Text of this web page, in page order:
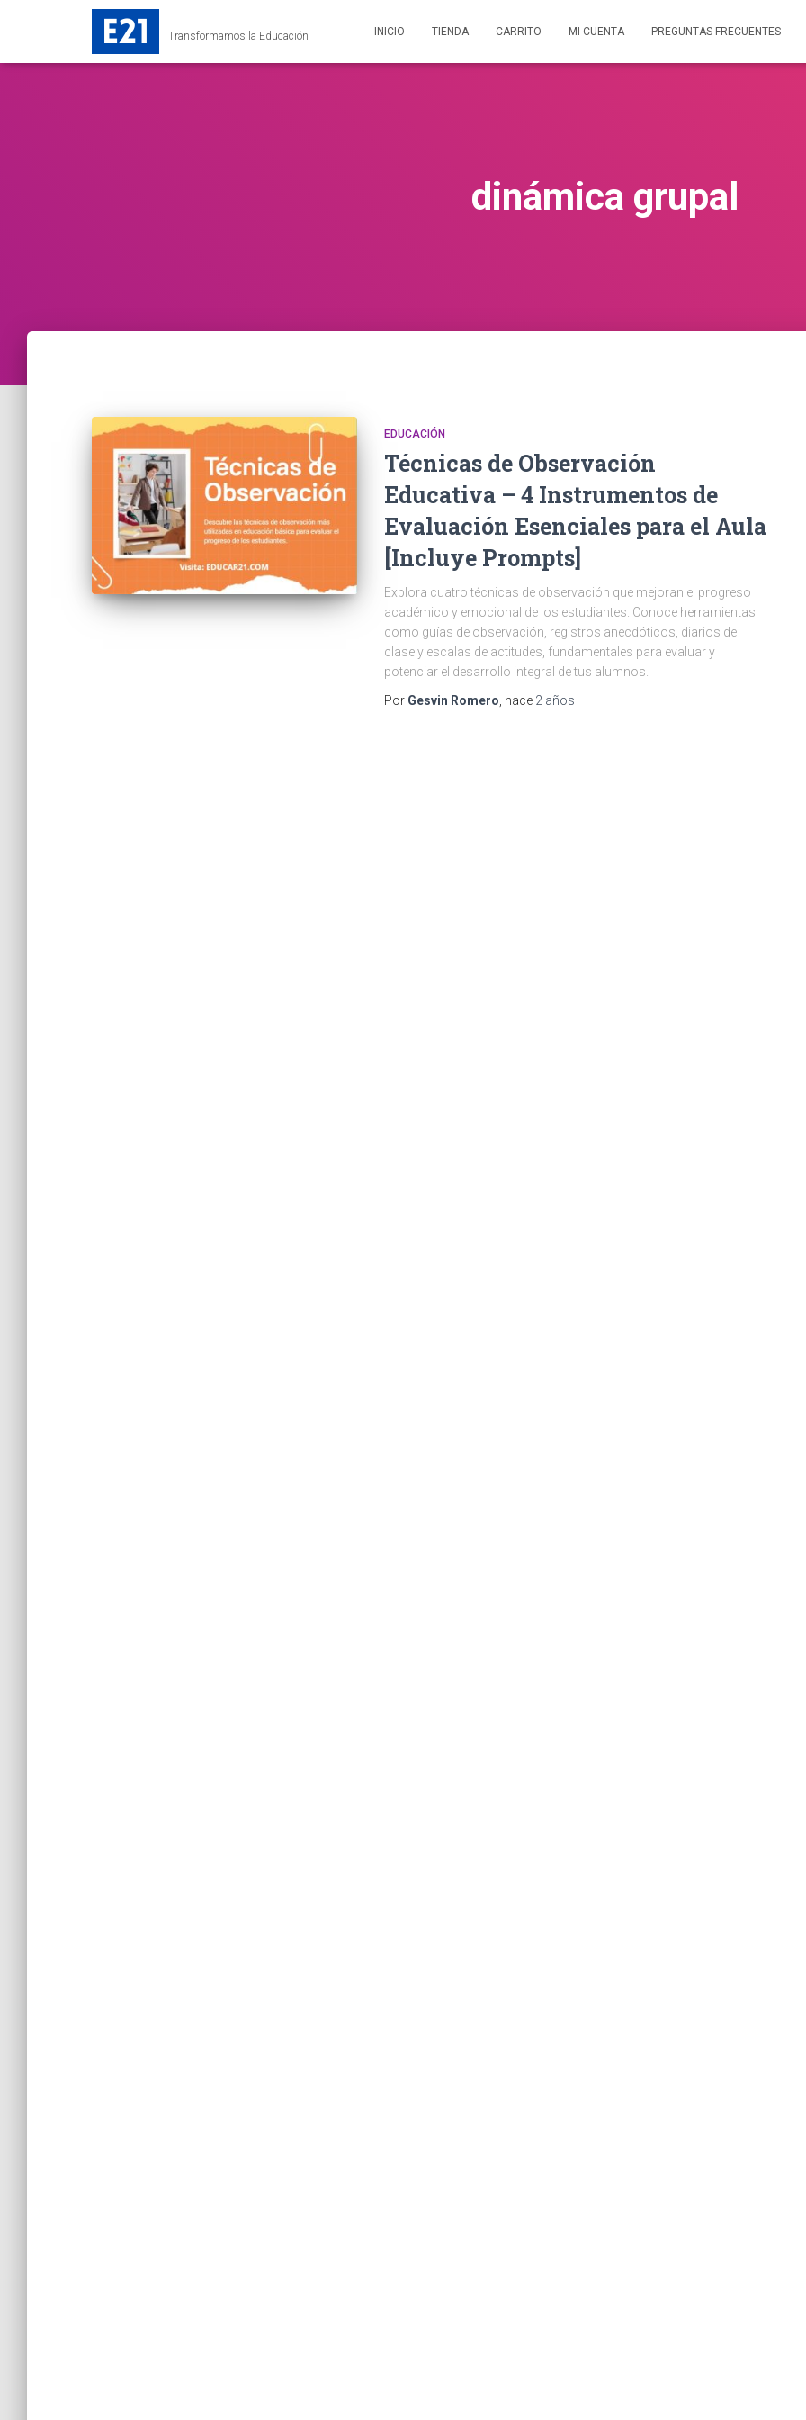
Transformamos la Educación INICIO TIENDA CARRITO MI CUENTA PREGUNTAS FRECUENTES
dinámica grupal
EDUCACIÓN
Técnicas de Observación
Educativa – 4 Instrumentos de
Evaluación Esenciales para el Aula
[Incluye Prompts]
Explora cuatro técnicas de observación que mejoran el progreso
académico y emocional de los estudiantes. Conoce herramientas
como guías de observación, registros anecdóticos, diarios de
clase y escalas de actitudes, fundamentales para evaluar y
potenciar el desarrollo integral de tus alumnos.
Por Gesvin Romero , hace 2 años